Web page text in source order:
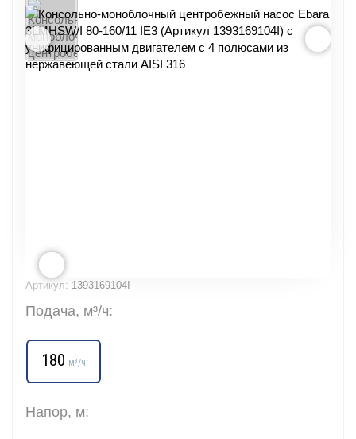
Артикул: 1393169104I
Подача, м³/ч:
180 м³/ч
Напор, м: